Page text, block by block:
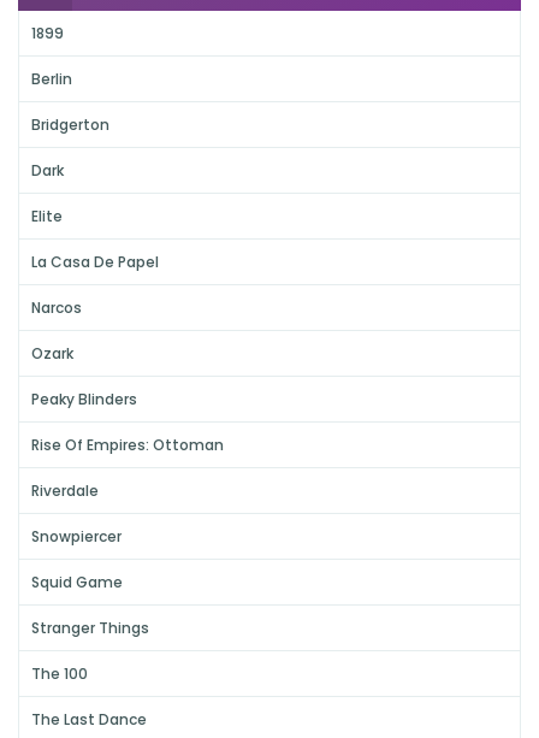
1899
Berlin
Bridgerton
Dark
Elite
La Casa De Papel
Narcos
Ozark
Peaky Blinders
Rise Of Empires: Ottoman
Riverdale
Snowpiercer
Squid Game
Stranger Things
The 100
The Last Dance